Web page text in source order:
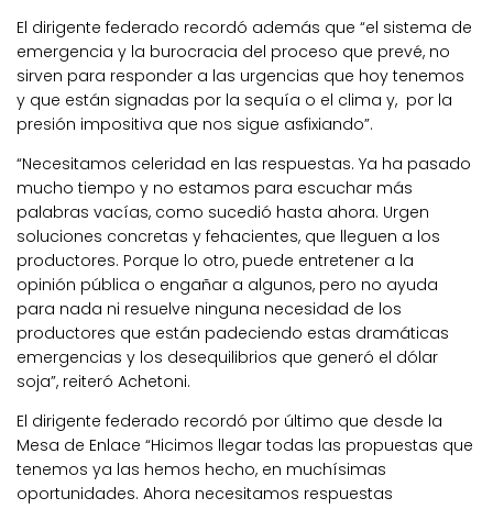
El dirigente federado recordó además que “el sistema de
emergencia y la burocracia del proceso que prevé, no
sirven para responder a las urgencias que hoy tenemos
y que están signadas por la sequía o el clima y, por la
presión impositiva que nos sigue asfixiando”.
“Necesitamos celeridad en las respuestas. Ya ha pasado
mucho tiempo y no estamos para escuchar más
palabras vacías, como sucedió hasta ahora. Urgen
soluciones concretas y fehacientes, que lleguen a los
productores. Porque lo otro, puede entretener a la
opinión pública o engañar a algunos, pero no ayuda
para nada ni resuelve ninguna necesidad de los
productores que están padeciendo estas dramáticas
emergencias y los desequilibrios que generó el dólar
soja”, reiteró Achetoni.
El dirigente federado recordó por último que desde la
Mesa de Enlace “Hicimos llegar todas las propuestas que
tenemos ya las hemos hecho, en muchísimas
oportunidades. Ahora necesitamos respuestas